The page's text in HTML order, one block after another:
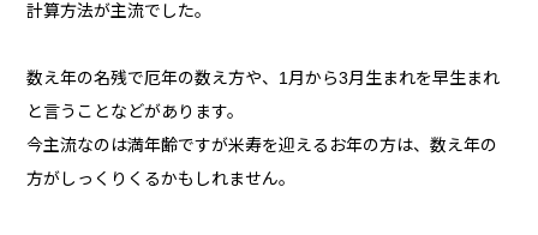
計算方法が主流でした。
数え年の名残で厄年の数え方や、1月から3月生まれを早生まれ
と言うことなどがあります。
今主流なのは満年齢ですが米寿を迎えるお年の方は、数え年の
方がしっくりくるかもしれません。